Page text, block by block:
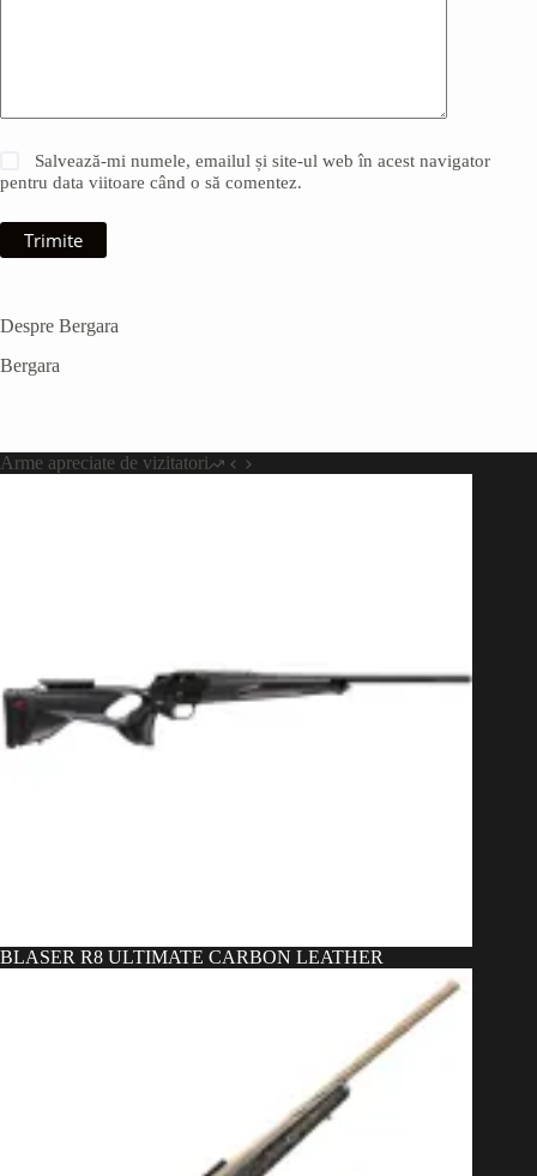
Salvează-mi numele, emailul și site-ul web în acest navigator
pentru data viitoare când o să comentez.
Trimite
Despre Bergara
Bergara
Arme apreciate de vizitatori
BLASER R8 ULTIMATE CARBON LEATHER